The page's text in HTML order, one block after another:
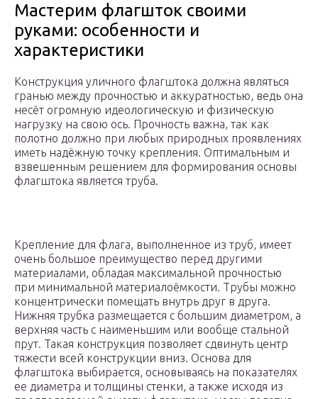
Мастерим флагшток своими
руками: особенности и
характеристики
Конструкция уличного флагштока должна являться
гранью между прочностью и аккуратностью, ведь она
несёт огромную идеологическую и физическую
нагрузку на свою ось. Прочность важна, так как
полотно должно при любых природных проявлениях
иметь надёжную точку крепления. Оптимальным и
взвешенным решением для формирования основы
флагштока является труба.
Крепление для флага, выполненное из труб, имеет
очень большое преимущество перед другими
материалами, обладая максимальной прочностью
при минимальной материалоёмкости. Трубы можно
концентрически помещать внутрь друг в друга.
Нижняя трубка размещается с большим диаметром, а
верхняя часть с наименьшим или вообще стальной
прут. Такая конструкция позволяет сдвинуть центр
тяжести всей конструкции вниз. Основа для
флагштока выбирается, основываясь на показателях
ее диаметра и толщины стенки, а также исходя из